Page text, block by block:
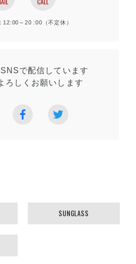
12:00～20 :00（不定休）
で配信しています
ろしく お願いします
SUNGLASS